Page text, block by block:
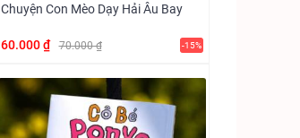
Chuyện Con Mèo Dạy Hải Âu Bay
60.000 ₫ 70.000 ₫ -15%